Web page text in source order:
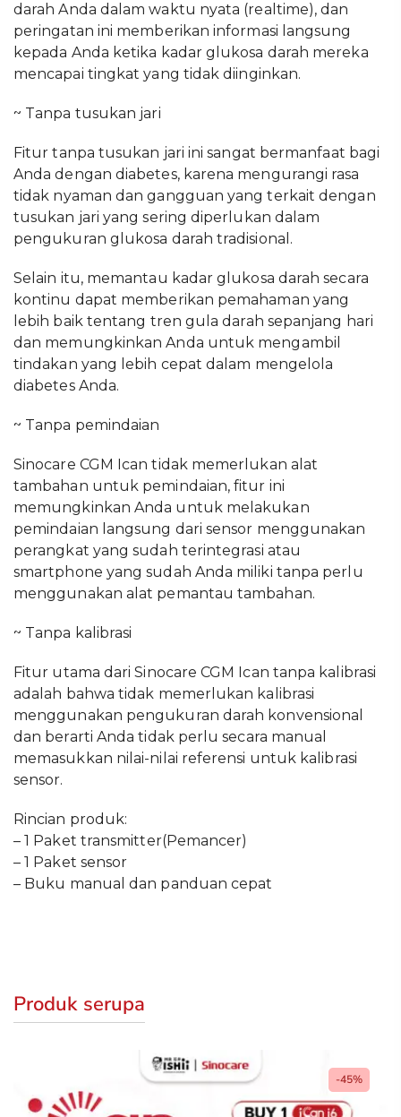
darah Anda dalam waktu nyata (realtime), dan
peringatan ini memberikan informasi langsung
kepada Anda ketika kadar glukosa darah mereka
mencapai tingkat yang tidak diinginkan.
~ Tanpa tusukan jari
Fitur tanpa tusukan jari ini sangat bermanfaat bagi
Anda dengan diabetes, karena mengurangi rasa
tidak nyaman dan gangguan yang terkait dengan
tusukan jari yang sering diperlukan dalam
pengukuran glukosa darah tradisional.
Selain itu, memantau kadar glukosa darah secara
kontinu dapat memberikan pemahaman yang
lebih baik tentang tren gula darah sepanjang hari
dan memungkinkan Anda untuk mengambil
tindakan yang lebih cepat dalam mengelola
diabetes Anda.
~ Tanpa pemindaian
Sinocare CGM Ican tidak memerlukan alat
tambahan untuk pemindaian, fitur ini
memungkinkan Anda untuk melakukan
pemindaian langsung dari sensor menggunakan
perangkat yang sudah terintegrasi atau
smartphone yang sudah Anda miliki tanpa perlu
menggunakan alat pemantau tambahan.
~ Tanpa kalibrasi
Fitur utama dari Sinocare CGM Ican tanpa kalibrasi
adalah bahwa tidak memerlukan kalibrasi
menggunakan pengukuran darah konvensional
dan berarti Anda tidak perlu secara manual
memasukkan nilai-nilai referensi untuk kalibrasi
sensor.
Rincian produk:
– 1 Paket transmitter(Pemancer)
– 1 Paket sensor
– Buku manual dan panduan cepat
Produk serupa
-45%